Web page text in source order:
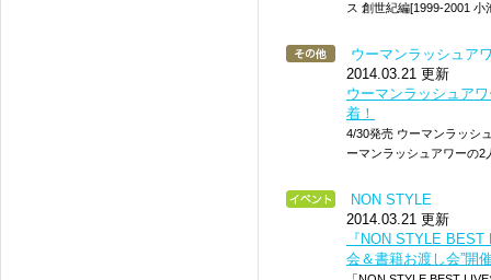
ス 創世紀編[1999‐2001
ウーマンラッシュア
2014.03.21 更新
ウーマンラッシュア
着！
4/30発売 ウーマンラッシ
ーマンラッシュアワーの
NON STYLE
2014.03.21 更新
『NON STYLE
会＆書籍お渡し会”開